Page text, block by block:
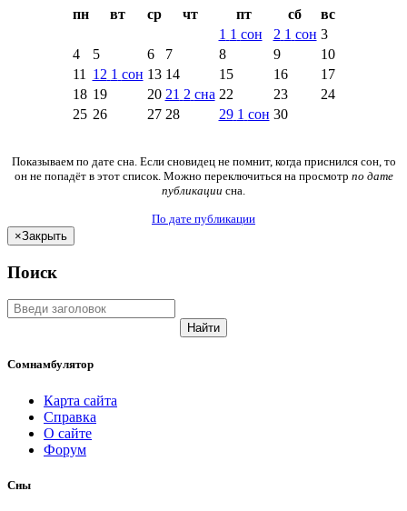
пн вт ср чт пт сб
вс
1 1 сон 2 1 сон 3
4
5 6 7 8 9
10
11
12 1 сон 13 14 15 16
17
18 19 20 21 2 сна 22 23
24
25 26 27 28 29 1 сон 30
Показываем по дате сна. Если сновидец не помнит, когда приснился сон, то
он не попадёт в этот список. Можно переключиться на просмотр по дате
публикации сна.
По дате публикации
×Закрыть
Поиск
Найти
Сомнамбулятор
Карта сайта
Справка
О сайте
Форум
Сны